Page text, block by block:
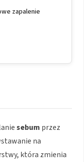
zapalenie
sebum przez
na
która zmienia